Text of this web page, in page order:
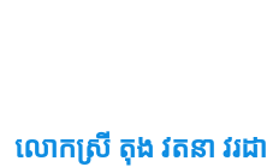
លោកស្រី តុង វតនា វរដា